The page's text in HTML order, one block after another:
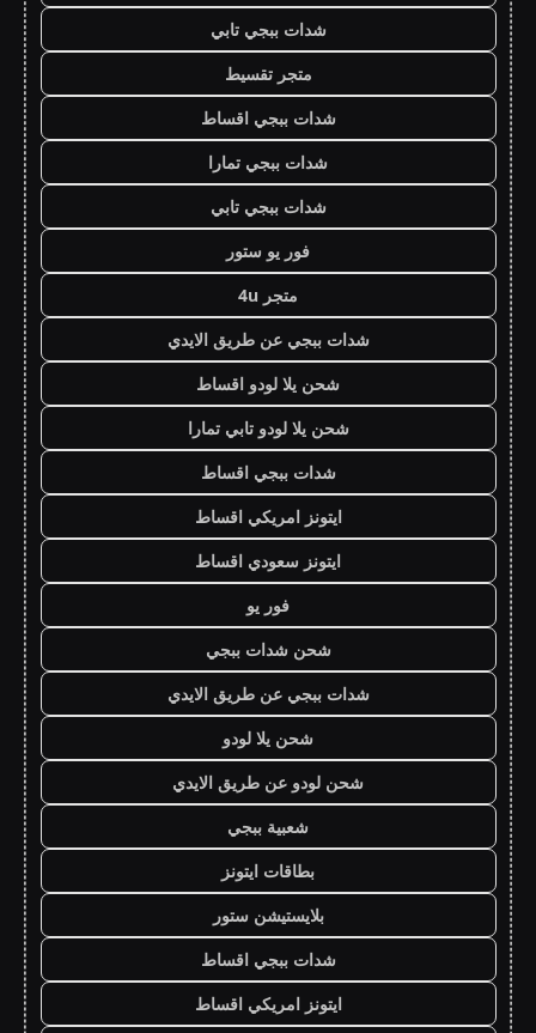
شدات ببجي تابي
متجر تقسيط
شدات ببجي اقساط
شدات ببجي تمارا
شدات ببجي تابي
فور يو ستور
متجر 4u
شدات ببجي عن طريق الايدي
شحن يلا لودو اقساط
شحن يلا لودو تابي تمارا
شدات ببجي اقساط
ايتونز امريكي اقساط
ايتونز سعودي اقساط
فور يو
شحن شدات ببجي
شدات ببجي عن طريق الايدي
شحن يلا لودو
شحن لودو عن طريق الايدي
شعبية ببجي
بطاقات ايتونز
بلايستيشن ستور
شدات ببجي اقساط
ايتونز امريكي اقساط